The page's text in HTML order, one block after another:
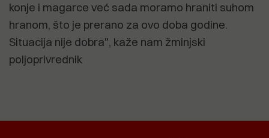
konje i magarce već sada moramo hraniti suhom
hranom, što je prerano za ovo doba godine.
Situacija nije dobra", kaže nam žminjski
poljoprivrednik